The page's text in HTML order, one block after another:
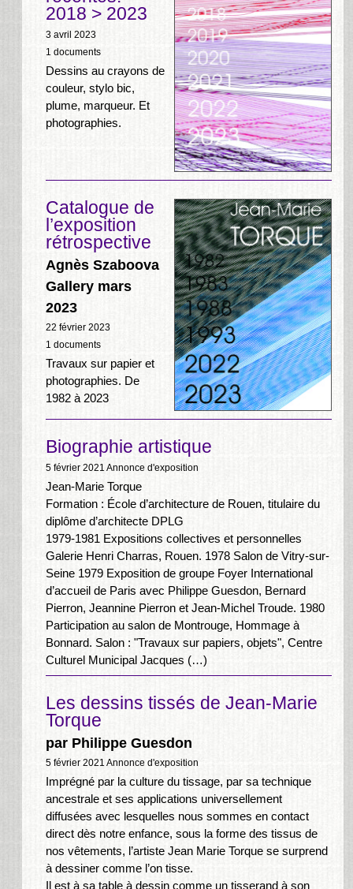
2018 > 2023
3 avril 2023
1 documents
Dessins au crayons de
couleur, stylo bic,
plume, marqueur. Et
photographies.
Catalogue de
l’exposition
rétrospective
Agnès Szaboova
Gallery mars
2023
22 février 2023
1 documents
Travaux sur papier et
photographies. De
1982 à 2023
Biographie artistique
5 février 2021Annonce d'exposition
Jean-Marie Torque
Formation : École d’architecture de Rouen, titulaire du
diplôme d’architecte DPLG
1979-1981 Expositions collectives et personnelles
Galerie Henri Charras, Rouen. 1978 Salon de Vitry-sur-
Seine 1979 Exposition de groupe Foyer International
d’accueil de Paris avec Philippe Guesdon, Bernard
Pierron, Jeannine Pierron et Jean-Michel Troude. 1980
Participation au salon de Montrouge, Hommage à
Bonnard. Salon : "Travaux sur papiers, objets", Centre
Culturel Municipal Jacques (…)
Les dessins tissés de Jean-Marie
Torque
par Philippe Guesdon
5 février 2021Annonce d'exposition
Imprégné par la culture du tissage, par sa technique
ancestrale et ses applications universellement
diffusées avec lesquelles nous sommes en contact
direct dès notre enfance, sous la forme des tissus de
nos vêtements, l’artiste Jean Marie Torque se surprend
à dessiner comme l’on tisse.
Il est à sa table à dessin comme un tisserand à son